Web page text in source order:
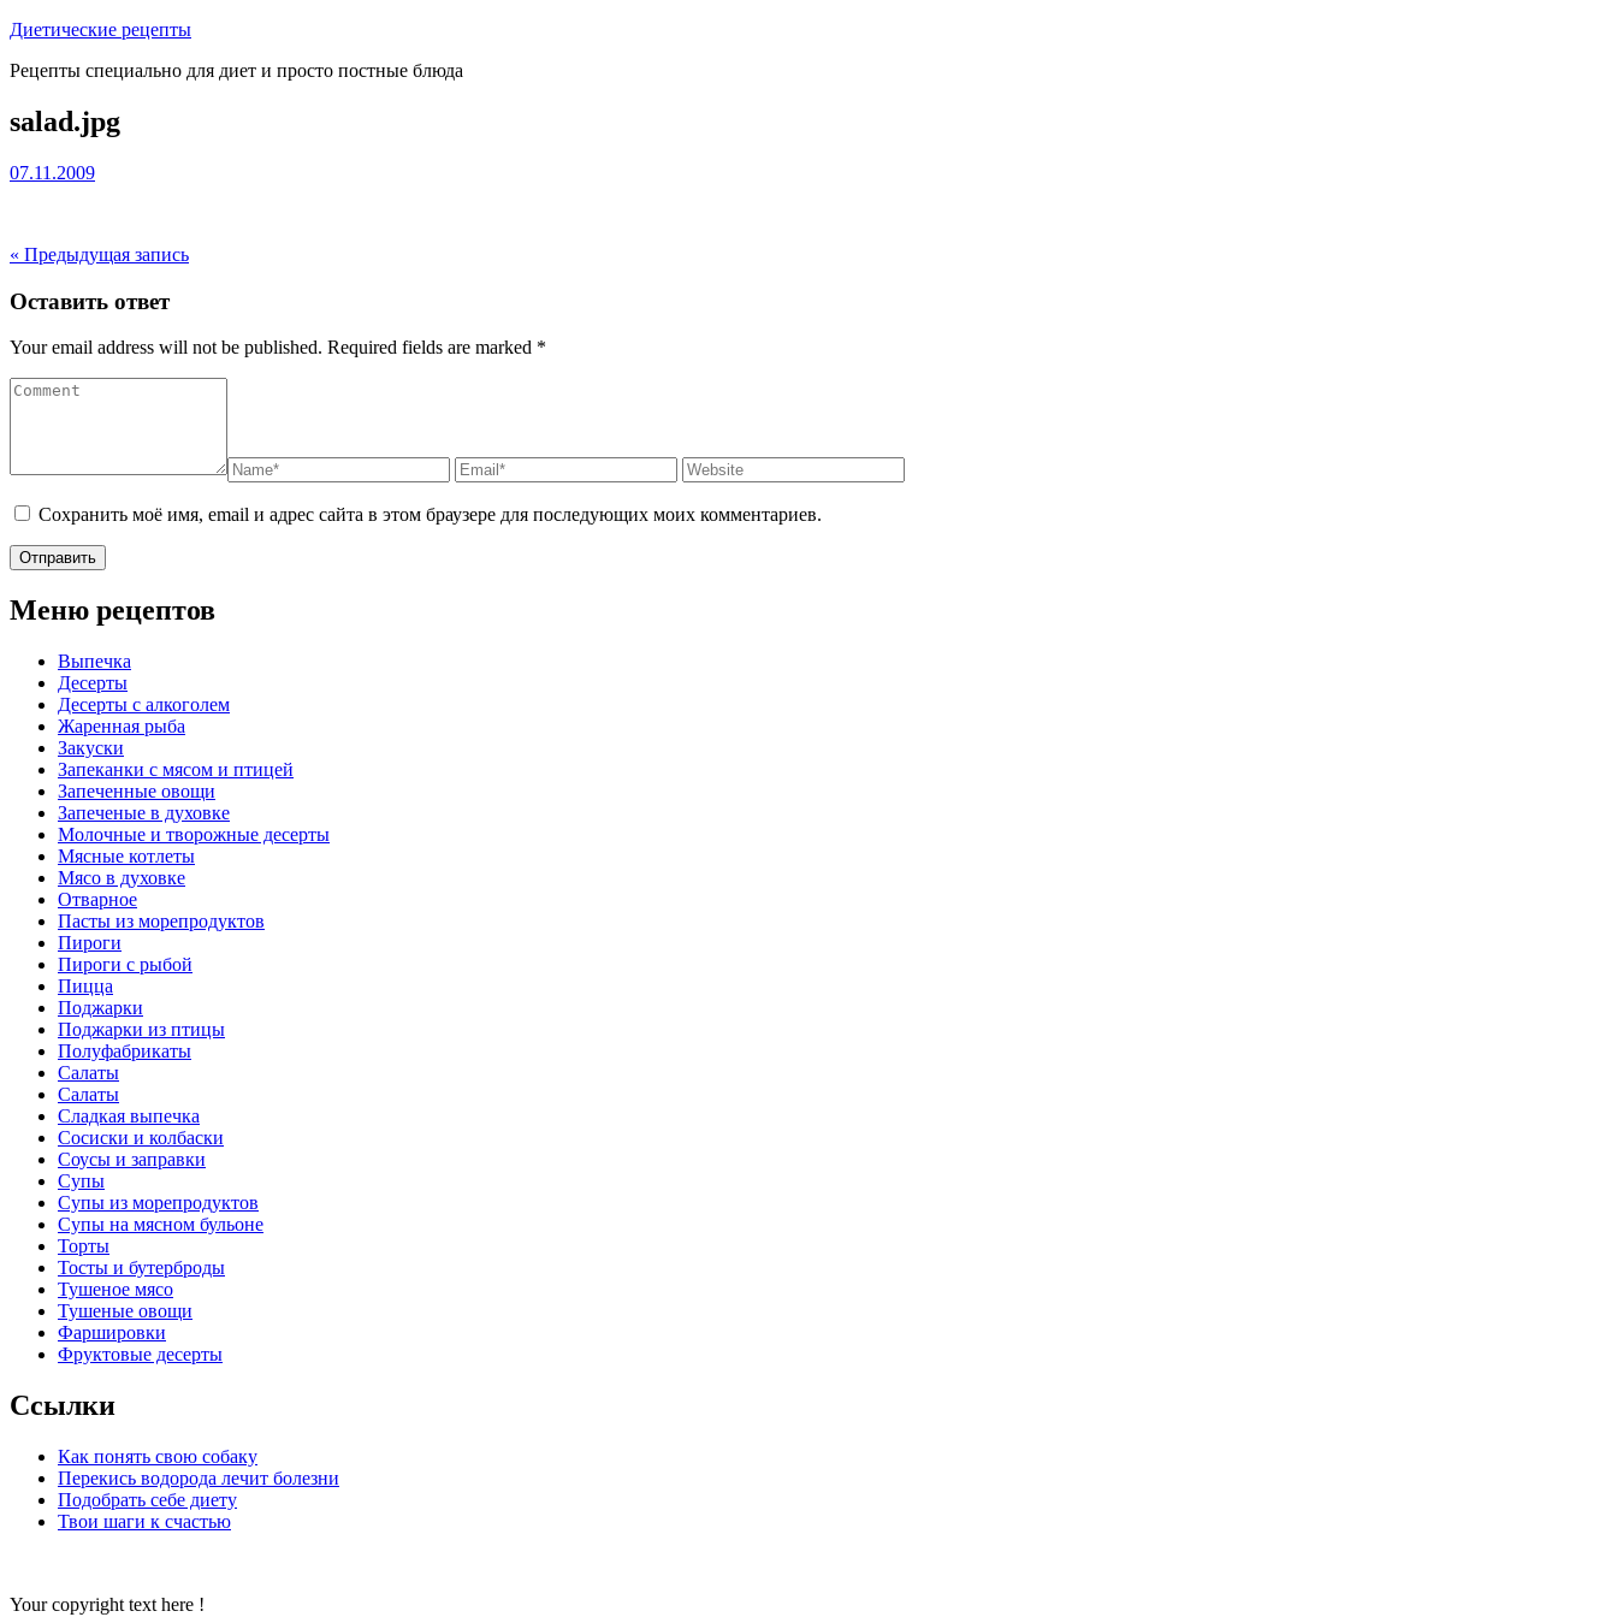
Перейти
содержимому
Диетические рецепты
Рецепты специально для диет и просто постные блюда
salad.jpg
07.11.2009
« Предыдущая запись
Оставить ответ
Your email address will not be published. Required fields are marked *
Сохранить моё имя, email и адрес сайта в этом браузере для последующих моих комментариев.
Меню рецептов
Выпечка
Десерты
Десерты с алкоголем
Жаренная рыба
Закуски
Запеканки с мясом и птицей
Запеченные овощи
Запеченые в духовке
Молочные и творожные десерты
Мясные котлеты
Мясо в духовке
Отварное
Пасты из морепродуктов
Пироги
Пироги с рыбой
Пицца
Поджарки
Поджарки из птицы
Полуфабрикаты
Салаты
Салаты
Сладкая выпечка
Сосиски и колбаски
Соусы и заправки
Супы
Супы из морепродуктов
Супы на мясном бульоне
Торты
Тосты и бутерброды
Тушеное мясо
Тушеные овощи
Фаршировки
Фруктовые десерты
Ссылки
Как понять свою собаку
Перекись водорода лечит болезни
Подобрать себе диету
Твои шаги к счастью
Your copyright text here !